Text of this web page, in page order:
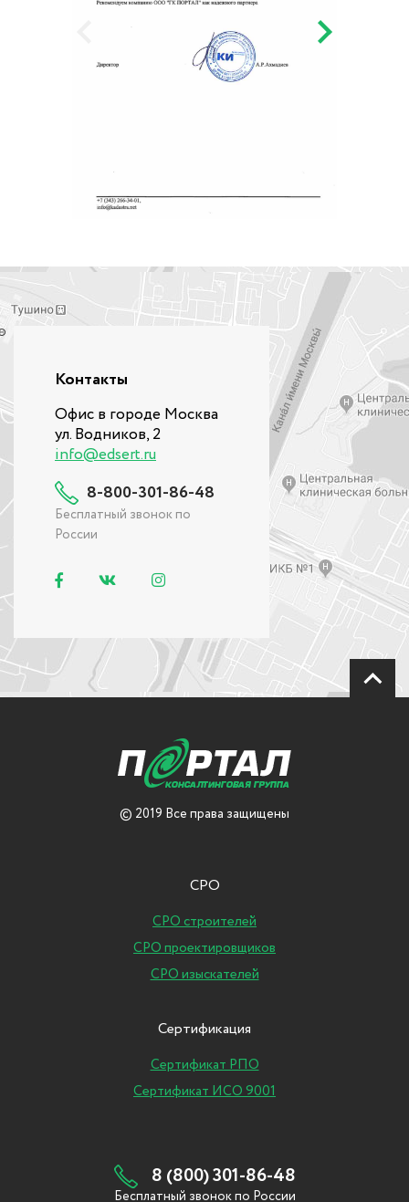
Контакты
Офис в городе Москва
ул. Водников, 2
info@edsert.ru
8-800-301-86-48
Бесплатный звонок по
России
© 2019 Все права защищены
СРО
СРО строителей
СРО проектировщиков
СРО изыскателей
Сертификация
Сертификат РПО
Сертификат ИСО 9001
8 (800) 301-86-48
Бесплатный звонок по России